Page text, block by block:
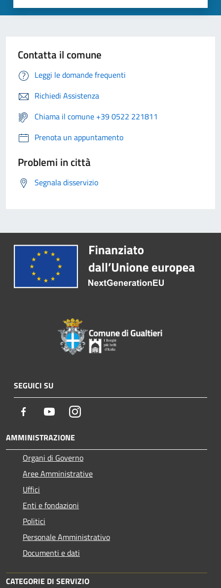
Contatta il comune
Leggi le domande frequenti
Richiedi Assistenza
Chiama il comune +39 0522 221811
Prenota un appuntamento
Problemi in città
Segnala disservizio
SEGUICI SU
Facebook YoutubeInstagram
AMMINISTRAZIONE
Organi di Governo
Aree Amministrative
Uffici
Enti e fondazioni
Politici
Personale Amministrativo
Documenti e dati
CATEGORIE DI SERVIZIO